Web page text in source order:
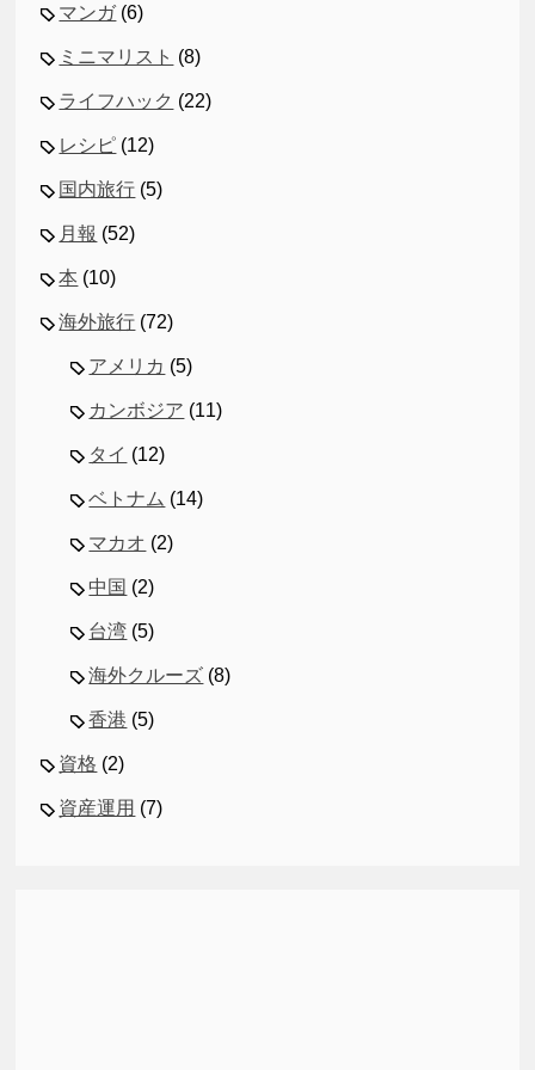
マンガ(6)
ミニマリスト (8)
ライフハック (22)
レシピ (12)
国内旅行 (5)
月報 (52)
本 (10)
海外旅行 (72)
アメリカ (5)
カンボジア (11)
タイ (12)
ベトナム (14)
マカオ (2)
中国 (2)
台湾 (5)
海外クルーズ (8)
香港 (5)
資格 (2)
資産運用 (7)